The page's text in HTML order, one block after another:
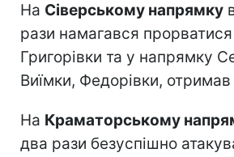
На Сіверському напрямку
рази намагався прорватися
Григорівки та у напрямку
Виїмки, Федорівки, отримав
На Краматорському
два рази безуспішно